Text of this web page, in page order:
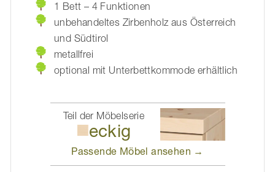
1 Bett – 4 Funktionen
unbehandeltes Zirbenholz aus Österreich
und Südtirol
metallfrei
optional mit Unterbettkommode erhältlich
Teil der Möbelserie
eckig
Passende Möbelansehen →